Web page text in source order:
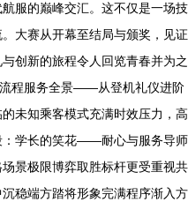
服的巅峰交汇。这不仅是一场技
大赛从开幕至结局与颁奖，见证
创新的旅程令人回览青春并为之
程服务全景——从登机礼仪进阶
未知乘客模式充满时效压力，高
：学长的笑花——耐心与服务导师
景极限博弈取胜标杆更受重视共
稳端方踏将形象完满程序渐入方